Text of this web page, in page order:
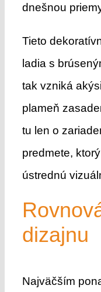
dnešnou
Tieto
ladia s
tak vzniká
plameň
tu len o
predmete,
ústrednú
dizajnu
Najväčším